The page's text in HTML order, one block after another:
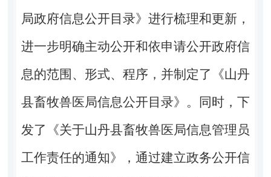
局政府信息公开目录》进行梳理和更新，
进一步明确主动公开和依申请公开政府信
息的范围、形式、程序，并制定了《山丹
县畜牧兽医局信息公开目录》。同时，下
发了《关于山丹县畜牧兽医局信息管理员
工作责任的通知》，通过建立政务公开信